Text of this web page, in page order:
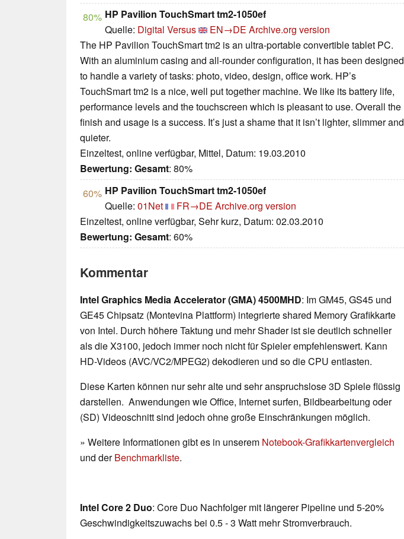
80% HP Pavilion TouchSmart tm2-1050ef
Quelle: Digital Versus EN→DE Archive.org version
The HP Pavilion TouchSmart tm2 is an ultra-portable convertible tablet PC.
With an aluminium casing and all-rounder configuration, it has been designed
to handle a variety of tasks: photo, video, design, office work. HP’s
TouchSmart tm2 is a nice, well put together machine. We like its battery life,
performance levels and the touchscreen which is pleasant to use. Overall the
finish and usage is a success. It’s just a shame that it isn’t lighter, slimmer and
quieter.
Einzeltest, online verfügbar, Mittel, Datum: 19.03.2010
Bewertung: Gesamt: 80%
60% HP Pavilion TouchSmart tm2-1050ef
Quelle: 01Net FR→DE Archive.org version
Einzeltest, online verfügbar, Sehr kurz, Datum: 02.03.2010
Bewertung: Gesamt: 60%
Kommentar
Intel Graphics Media Accelerator (GMA) 4500MHD: Im GM45, GS45 und
GE45 Chipsatz (Montevina Plattform) integrierte shared Memory Grafikkarte
von Intel. Durch höhere Taktung und mehr Shader ist sie deutlich schneller
als die X3100, jedoch immer noch nicht für Spieler empfehlenswert. Kann
HD-Videos (AVC/VC2/MPEG2) dekodieren und so die CPU entlasten.
Diese Karten können nur sehr alte und sehr anspruchslose 3D Spiele flüssig
darstellen. Anwendungen wie Office, Internet surfen, Bildbearbeitung oder
(SD) Videoschnitt sind jedoch ohne große Einschränkungen möglich.
» Weitere Informationen gibt es in unserem Notebook-Grafikkartenvergleich
und derBenchmarkliste.
Intel Core 2 Duo: Core Duo Nachfolger mit längerer Pipeline und 5-20%
Geschwindigkeitszuwachs bei 0.5 - 3 Watt mehr Stromverbrauch.